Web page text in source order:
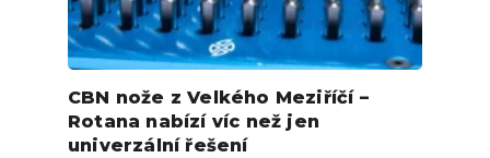
CBN nože z Velkého Meziříčí –
Rotana nabízí víc než jen
univerzální řešení